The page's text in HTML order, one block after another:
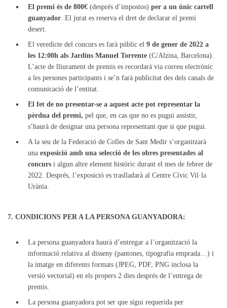
El premi és de 800€ (després d’impostos) per a un únic cartell
guanyador . El jurat es reserva el dret de declarar el premi
desert.
El veredicte del concurs es farà públic el 9 de gener de 2022 a
les 12:00h als Jardins Manuel Torrente (C/Alzina, Barcelona).
L’acte de lliurament de premis es recordarà via correu electrònic
a les persones participants i se’n farà publicitat des dels canals de
comunicació de l’entitat.
El fet de no presentar-se a aquest acte pot representar la
pèrdua del premi, pel que, en cas que no es pugui assistir,
s’haurà de designar una persona representant que si que pugui.
A la seu de la Federació de Colles de Sant Medir s’organitzarà
una exposició amb una selecció de les obres presentades al
concurs i algun altre element històric durant el mes de febrer de
2022. Després, l’exposició es traslladarà al Centre Cívic Vil·la
Urània.
7. CONDICIONS PER A LA PERSONA GUANYADORA:
La persona guanyadora haurà d’entregar a l’organització la
informació relativa al disseny (pantones, tipografia emprada…) i
la imatge en diferents formats (JPEG, PDF, PNG inclosa la
versió vectorial) en els propers 2 dies després de l’entrega de
premis.
La persona guanyadora pot ser que sigui requerida per